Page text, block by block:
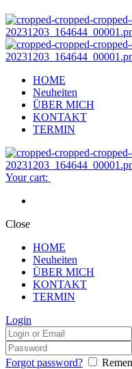
HOME
Neuheiten
ÜBER MICH
KONTAKT
TERMIN
Your cart:
Close
HOME
Neuheiten
ÜBER MICH
KONTAKT
TERMIN
Login
Forgot password?